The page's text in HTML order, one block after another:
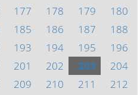
177 178 179
180
185 186 187
188
193 194 195
196
201 202 203
204
209 210 211
212